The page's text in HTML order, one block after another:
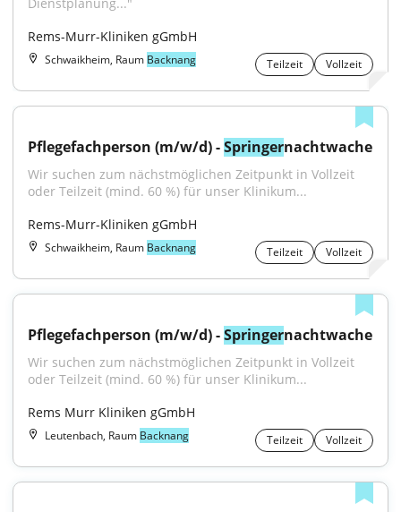
Rems-Murr-Kliniken gGmbH
Schwaikheim, Raum Backnang Teilzeit Vollzeit
Pflegefachperson (m/w/d) - Springernachtwache
Wir suchen zum nächstmöglichen Zeitpunkt in Vollzeit
oder Teilzeit (mind. 60 %) für unser Klinikum...
Rems-Murr-Kliniken gGmbH
Schwaikheim, Raum Backnang Teilzeit Vollzeit
Pflegefachperson (m/w/d) - Springernachtwache
Wir suchen zum nächstmöglichen Zeitpunkt in Vollzeit
oder Teilzeit (mind. 60 %) für unser Klinikum...
Rems Murr Kliniken gGmbH
Leutenbach, Raum Backnang Teilzeit Vollzeit